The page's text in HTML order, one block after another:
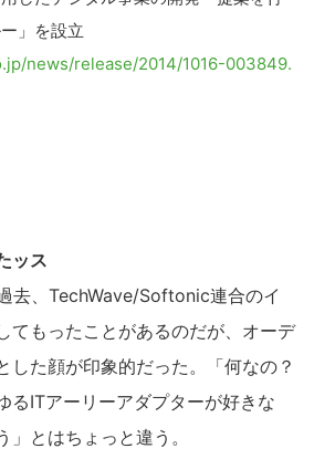
」を設立
news/release/2014/1016-003849.
ッス
去、TechWave/Softonic連合のイ
てもったことがあるのだが、オーデ
した顔が印象的だった。「何なの？
るITアーリーアダプターが好きな
」とはちょっと違う。